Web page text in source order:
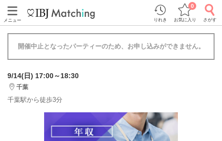
メニュー りれき お気に入り
0
さがす
開催中止となったパーティーのため、お申し込みができません。
9/14(日) 17:00～18:30
千葉
千葉駅から徒歩3分